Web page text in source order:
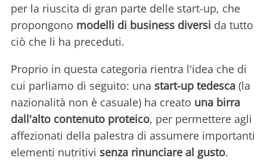
per la riuscita di gran parte delle start-up, che
propongono modelli di business diversi da tutto
ciò che li ha preceduti.
Proprio in questa categoria rientra l'idea che di
cui parliamo di seguito: una start-up tedesca (la
nazionalità non è casuale) ha creato una birra
dall'alto contenuto proteico, per permettere agli
affezionati della palestra di assumere importanti
elementi nutritivi senza rinunciare al gusto.